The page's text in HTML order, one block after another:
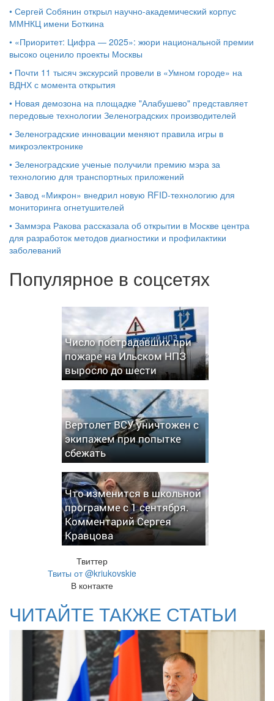
• Сергей Собянин открыл научно-академический корпус
ММНКЦ имени Боткина
• «Приоритет: Цифра — 2025»: жюри национальной премии
высоко оценило проекты Москвы
• Почти 11 тысяч экскурсий провели в «Умном городе» на
ВДНХ с момента открытия
• Новая демозона на площадке "Алабушево" представляет
передовые технологии Зеленоградских производителей
• Зеленоградские инновации меняют правила игры в
микроэлектронике
• Зеленоградские ученые получили премию мэра за
технологию для транспортных приложений
• Завод «Микрон» внедрил новую RFID-технологию для
мониторинга огнетушителей
• Заммэра Ракова рассказала об открытии в Москве центра
для разработок методов диагностики и профилактики
заболеваний
Популярное в соцсетях
Число пострадавших при
пожаре на Ильском НПЗ
выросло до шести
Вертолет ВСУ уничтожен с
экипажем при попытке
сбежать
Что изменится в школьной
программе с 1 сентября.
Комментарий Сергея
Кравцова
Твиттер
Твиты от @kriukovskie
В контакте
ЧИТАЙТЕ ТАКЖЕ СТАТЬИ